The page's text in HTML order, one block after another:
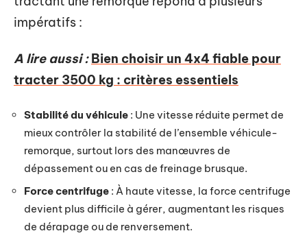
impératifs :
A lire aussi : Bien choisir un 4x4 fiable pour
tracter 3500 kg : critères essentiels
Stabilité du véhicule : Une vitesse réduite permet de
mieux contrôler la stabilité de l’ensemble véhicule-
remorque, surtout lors des manœuvres de
dépassement ou en cas de freinage brusque.
Force centrifuge : À haute vitesse, la force centrifuge
devient plus difficile à gérer, augmentant les risques
de dérapage ou de renversement.